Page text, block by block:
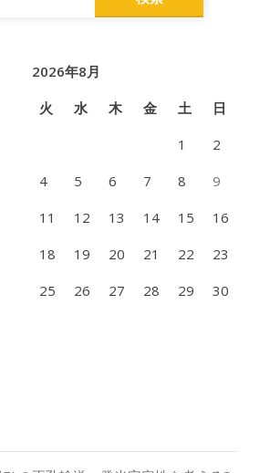
2026年8月
火 水 木 金 土
日
1
2
4 5 6 7 8
9
11 12 13 14 15
16
18 19 20 21 22
23
25 26 27 28 29
30